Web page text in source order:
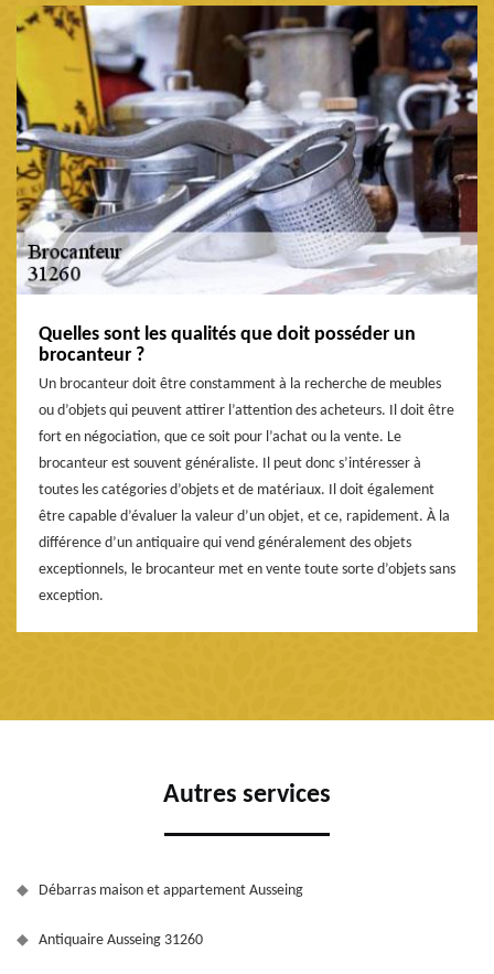
Quelles sont les qualités que doit posséder un
brocanteur ?
Un brocanteur doit être constamment à la recherche de meubles
ou d’objets qui peuvent attirer l’attention des acheteurs. Il doit être
fort en négociation, que ce soit pour l’achat ou la vente. Le
brocanteur est souvent généraliste. Il peut donc s’intéresser à
toutes les catégories d’objets et de matériaux. Il doit également
être capable d’évaluer la valeur d’un objet, et ce, rapidement. À la
différence d’un antiquaire qui vend généralement des objets
exceptionnels, le brocanteur met en vente toute sorte d’objets sans
exception.
Autres services
Débarras maison et appartement Ausseing
Antiquaire Ausseing 31260